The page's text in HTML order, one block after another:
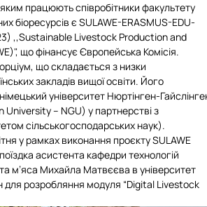
працюють співробітники факультету
біоресурсів є SULAWE-ERASMUS-EDU-
,,Sustainable Livestock Production and
що фінансує Європейська Комісія.
що складається з низки
закладів вищої освіти. Його
університет Нюртінген-
– NGU) у партнерстві з
сільськогосподарських наук).
у рамках виконання проєкту SULAWE
асистента кафедри технологій
м’яса Михайла Матвєєва в університет
для розробляння модуля “Digital Livestock